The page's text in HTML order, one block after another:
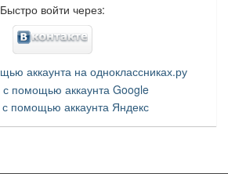
Быстро войти через: